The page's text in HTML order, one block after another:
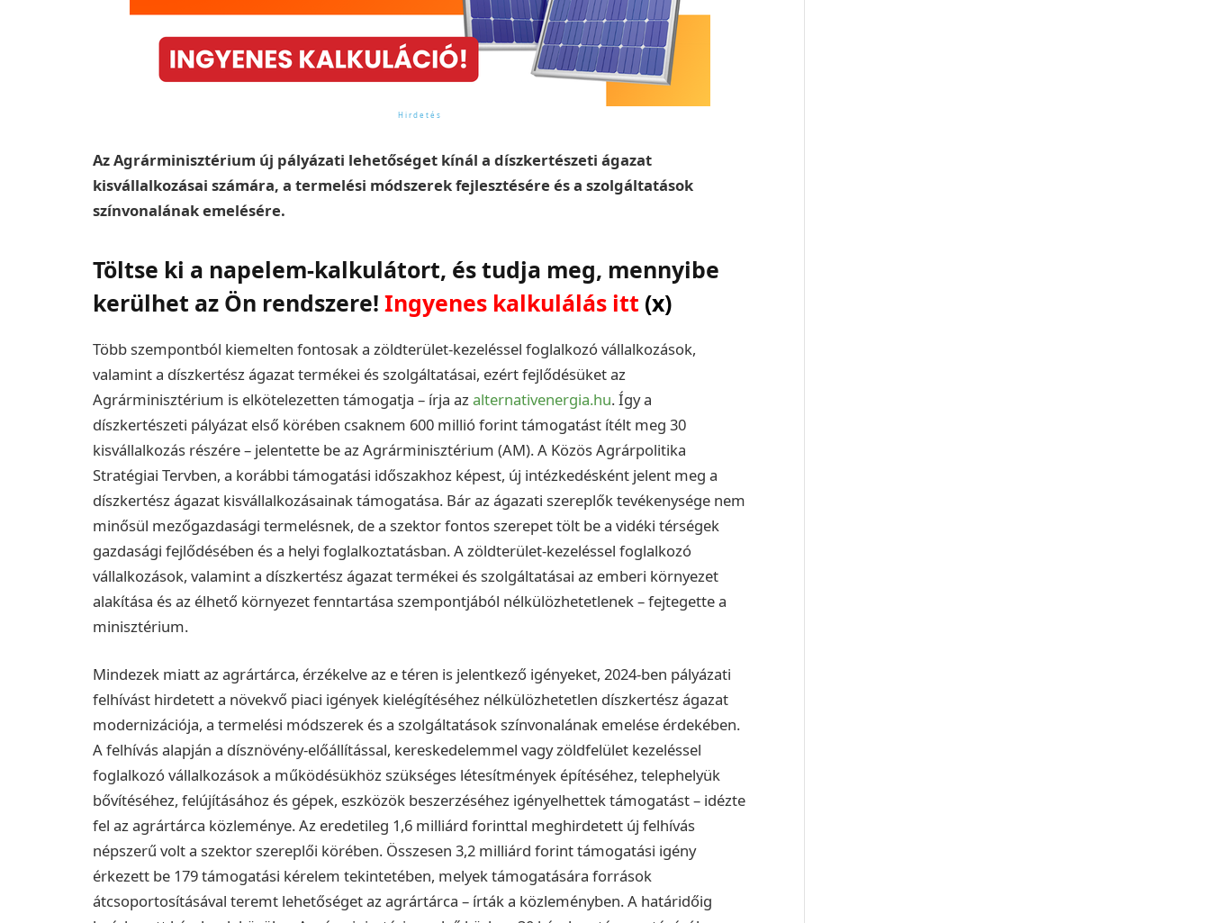
Az Agrárminisztérium új pályázati lehetőséget kínál a díszkertészeti ágazat
kisvállalkozásai számára, a termelési módszerek fejlesztésére és a szolgáltatások
színvonalának emelésére.
Töltse ki a napelem-kalkulátort, és tudja meg, mennyibe
kerülhet az Ön rendszere! Ingyenes kalkulálás itt (x)
Több szempontból kiemelten fontosak a zöldterület-kezeléssel foglalkozó vállalkozások,
valamint a díszkertész ágazat termékei és szolgáltatásai, ezért fejlődésüket az
Agrárminisztérium is elkötelezetten támogatja – írja azalternativenergia.hu. Így a
díszkertészeti pályázat első körében csaknem 600 millió forint támogatást ítélt meg 30
kisvállalkozás részére – jelentette be az Agrárminisztérium (AM). A Közös Agrárpolitika
Stratégiai Tervben, a korábbi támogatási időszakhoz képest, új intézkedésként jelent meg a
díszkertész ágazat kisvállalkozásainak támogatása. Bár az ágazati szereplők tevékenysége nem
minősül mezőgazdasági termelésnek, de a szektor fontos szerepet tölt be a vidéki térségek
gazdasági fejlődésében és a helyi foglalkoztatásban. A zöldterület-kezeléssel foglalkozó
vállalkozások, valamint a díszkertész ágazat termékei és szolgáltatásai az emberi környezet
alakítása és az élhető környezet fenntartása szempontjából nélkülözhetetlenek – fejtegette a
minisztérium.
Mindezek miatt az agrártárca, érzékelve az e téren is jelentkező igényeket, 2024-ben pályázati
felhívást hirdetett a növekvő piaci igények kielégítéséhez nélkülözhetetlen díszkertész ágazat
modernizációja, a termelési módszerek és a szolgáltatások színvonalának emelése érdekében.
A felhívás alapján a dísznövény-előállítással, kereskedelemmel vagy zöldfelület kezeléssel
foglalkozó vállalkozások a működésükhöz szükséges létesítmények építéséhez, telephelyük
bővítéséhez, felújításához és gépek, eszközök beszerzéséhez igényelhettek támogatást – idézte
fel az agrártárca közleménye. Az eredetileg 1,6 milliárd forinttal meghirdetett új felhívás
népszerű volt a szektor szereplői körében. Összesen 3,2 milliárd forint támogatási igény
érkezett be 179 támogatási kérelem tekintetében, melyek támogatására források
átcsoportosításával teremt lehetőséget az agrártárca – írták a közleményben. A határidőig